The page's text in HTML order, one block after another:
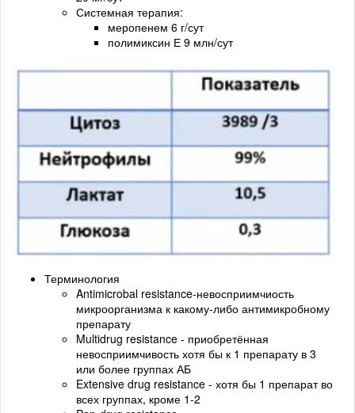
Системная терапия:
меропенем 6 г/сут
полимиксин Е 9 млн/сут
Терминология
Antimicrobal resistance-невосприимчиость
микроорганизма к какому-либо антимикробному
препарату
Multidrug resistance - приобретённая
невосприимчивость хотя бы к 1 препарату в 3
или более группах АБ
Extensive drug resistance - хотя бы 1 препарат во
всех группах, кроме 1-2